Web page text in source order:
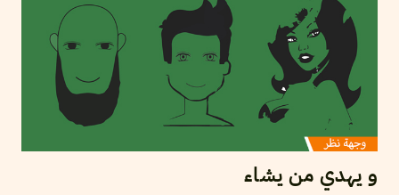
و يهدي من يشاء